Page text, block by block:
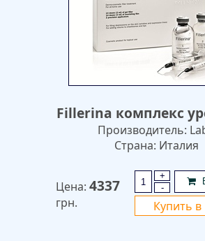
Fillerina комплекс
Производитель:
Страна: Италия
Цена: 4337
грн.
-
+
Купить в